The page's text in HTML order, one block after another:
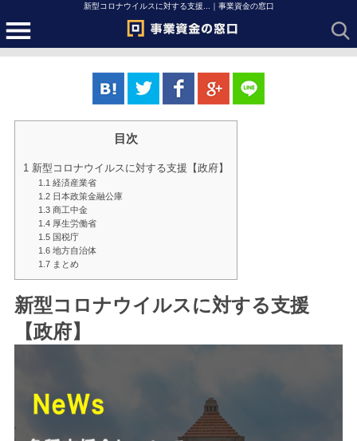
新型コロナウイルスに対する支援...｜事業資金の窓口
目次
1新型コロナウイルスに対する支援【政府】
1.1 経済産業省
1.2 日本政策金融公庫
1.3 商工中金
1.4 厚生労働省
1.5 国税庁
1.6 地方自治体
1.7 まとめ
新型コロナウイルスに対する支援
【政府】